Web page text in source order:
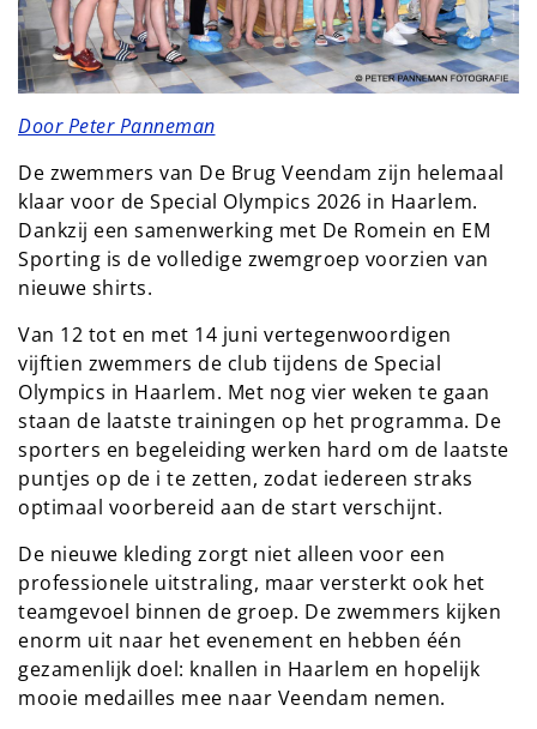
Door Peter Panneman
De zwemmers van De Brug Veendam zijn helemaal
klaar voor de Special Olympics 2026 in Haarlem.
Dankzij een samenwerking met De Romein en EM
Sporting is de volledige zwemgroep voorzien van
nieuwe shirts.
Van 12 tot en met 14 juni vertegenwoordigen
vijftien zwemmers de club tijdens de Special
Olympics in Haarlem. Met nog vier weken te gaan
staan de laatste trainingen op het programma. De
sporters en begeleiding werken hard om de laatste
puntjes op de i te zetten, zodat iedereen straks
optimaal voorbereid aan de start verschijnt.
De nieuwe kleding zorgt niet alleen voor een
professionele uitstraling, maar versterkt ook het
teamgevoel binnen de groep. De zwemmers kijken
enorm uit naar het evenement en hebben één
gezamenlijk doel: knallen in Haarlem en hopelijk
mooie medailles mee naar Veendam nemen.